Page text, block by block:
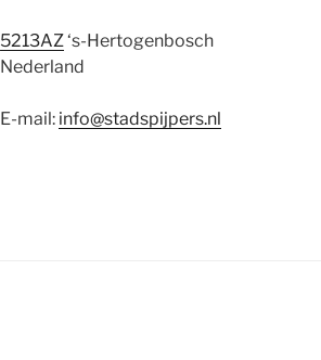
5213AZ‘s-Hertogenbosch
Nederland
E-mail: info@stadspijpers.nl